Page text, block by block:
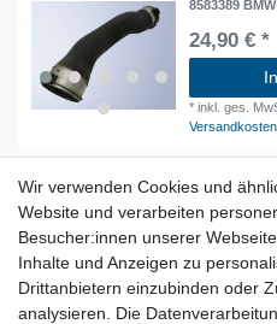
8583389
24,90 € *
*inkl. ges.
Versandkosten
Kühlerpaket
LLK Kühler
549,00 € *
inkl. ges.
Wir verwenden Cookies und
Website und verarbeiten
Besucher:innen unserer
Inhalte und Anzeigen zu
Drittanbietern einzubinden oder
analysieren. Die